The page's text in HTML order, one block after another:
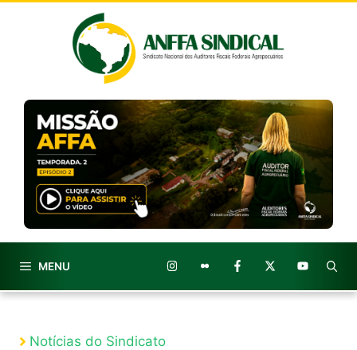
MENU
Notícias do Sindicato